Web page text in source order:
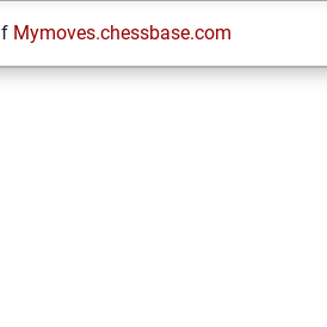
Mymoves.chessbase.com